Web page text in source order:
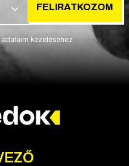
HU FELIRATKOZOM
kezeléséhez